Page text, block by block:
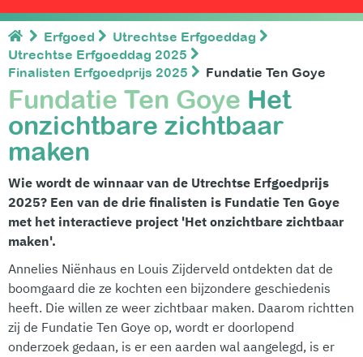
Erfgoed
Utrechtse Erfgoeddag
Utrechtse Erfgoeddag 2025
Finalisten Erfgoedprijs 2025
Fundatie Ten Goye
Fundatie Ten Goye Het
onzichtbare zichtbaar
maken
Wie wordt de winnaar van de Utrechtse Erfgoedprijs
2025? Een van de drie finalisten is Fundatie Ten Goye
met het interactieve project 'Het onzichtbare zichtbaar
maken'.
Annelies Niënhaus en Louis Zijderveld ontdekten dat de
boomgaard die ze kochten een bijzondere geschiedenis
heeft. Die willen ze weer zichtbaar maken. Daarom richtten
zij de Fundatie Ten Goye op, wordt er doorlopend
onderzoek gedaan, is er een aarden wal aangelegd, is er